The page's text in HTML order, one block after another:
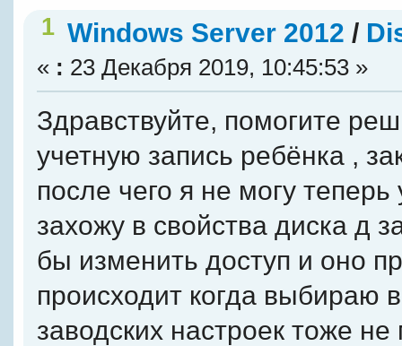
1 Windows Server 2012 /
« : 23 Декабря 2019, 10:45:53 »
Здравствуйте, помогите
учетную запись ребёнка ,
после чего я не могу
захожу в свойства диска д
бы изменить доступ и оно
происходит когда выбираю
заводских настроек тоже